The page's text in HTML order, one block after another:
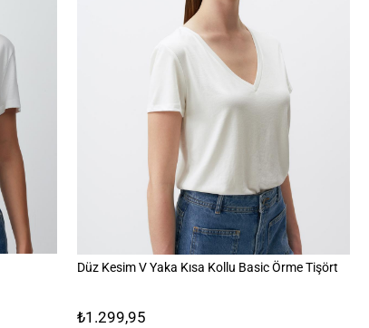
Düz Kesim V Yaka Kısa Kollu Basic Örme Tişört
₺1.299,95